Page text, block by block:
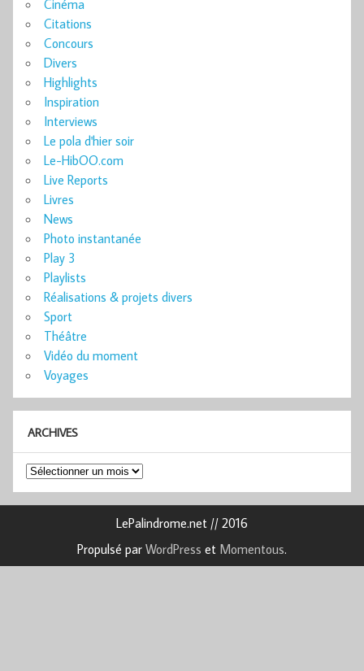
Cinéma
Citations
Concours
Divers
Highlights
Inspiration
Interviews
Le pola d'hier soir
Le-HibOO.com
Live Reports
Livres
News
Photo instantanée
Play 3
Playlists
Réalisations & projets divers
Sport
Théâtre
Vidéo du moment
Voyages
ARCHIVES
Archives
LePalindrome.net // 2016
Propulsé par WordPress et Momentous.